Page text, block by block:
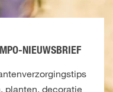
NIEUWSBRIEF
planten, decoratie